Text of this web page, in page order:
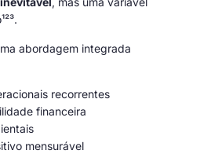
abordagem integrada
recorrentes
financeira
mensurável